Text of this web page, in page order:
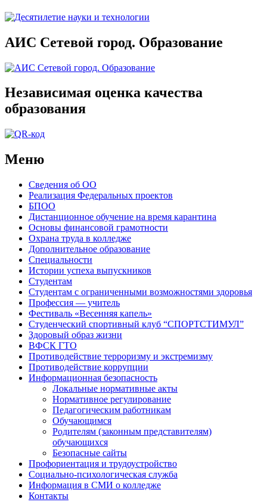
АИС Сетевой город. Образование
Независимая оценка качества
образования
Меню
Сведения об ОО
Реализация Федеральных проектов
БПОО
Дистанционное обучение на время карантина
Основы финансовой грамотности
Охрана труда в колледже
Дополнительное образование
Специальности
Истории успеха выпускников
Студентам
Студентам с ограниченными возможностями здоровья
Профессия — учитель
Фестиваль «Весенняя капель»
Студенческий спортивный клуб “СПОРТСТИМУЛ”
Здоровый образ жизни
ВФСК ГТО
Противодействие терроризму и экстремизму
Противодействие коррупции
Информационная безопасность
Локальные нормативные акты
Нормативное регулирование
Педагогическим работникам
Обучающимся
Родителям (законным представителям)
обучающихся
Безопасные сайты
Профориентация и трудоустройство
Социально-психологическая служба
Информация в СМИ о колледже
Контакты